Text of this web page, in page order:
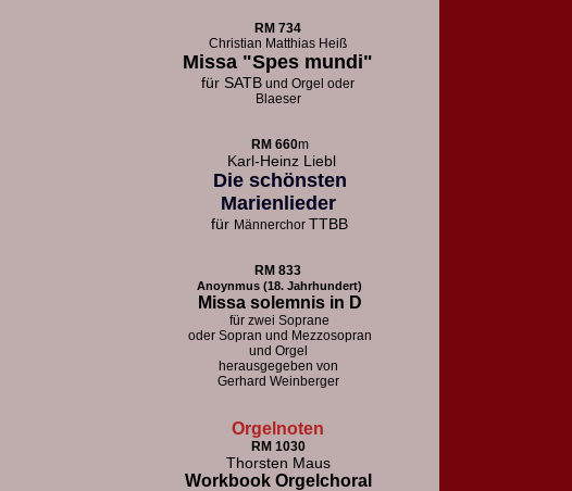
RM 734
Christian Matthias Heiß
Missa "Spes mundi"
für SATB und Orgel oder
Blaeser
RM 660m
Karl-Heinz Liebl
Die schönsten
Marienlieder
für Männerchor TTBB
RM 833
Anoynmus (18. Jahrhundert)
Missa solemnis in D
für zwei Soprane
oder Sopran und Mezzosopran
und Orgel
herausgegeben von
Gerhard Weinberger
Orgelnoten
RM 1030
Thorsten Maus
Workbook Orgelchoral